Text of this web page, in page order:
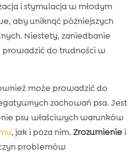
i stymulacja w młodym
aby uniknąć późniejszych
Niestety, zaniedbanie
do trudności w
może prowadzić do
zachowań psa. Jest
psu właściwych warunków
, jak i poza nim. Zrozumieniei
problemów